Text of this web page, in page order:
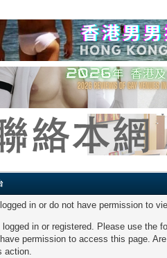
in or do not have permission to
logged in or registered. Please use the
permission to access this page.
action.